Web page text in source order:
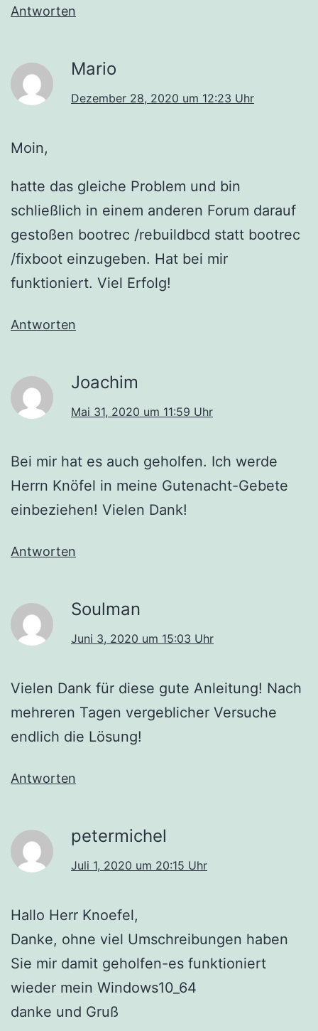
Antworten
Mario
Dezember 28, 2020 um 12:23 Uhr
Moin,
hatte das gleiche Problem und bin
schließlich in einem anderen Forum darauf
gestoßen bootrec /rebuildbcd statt bootrec
/fixboot einzugeben. Hat bei mir
funktioniert. Viel Erfolg!
Antworten
Joachim
Mai 31, 2020 um 11:59 Uhr
Bei mir hat es auch geholfen. Ich werde
Herrn Knöfel in meine Gutenacht-Gebete
einbeziehen! Vielen Dank!
Antworten
Soulman
Juni 3, 2020 um 15:03 Uhr
Vielen Dank für diese gute Anleitung! Nach
mehreren Tagen vergeblicher Versuche
endlich die Lösung!
Antworten
petermichel
Juli 1, 2020 um 20:15 Uhr
Hallo Herr Knoefel,
Danke, ohne viel Umschreibungen haben
Sie mir damit geholfen-es funktioniert
wieder mein Windows10_64
danke und Gruß